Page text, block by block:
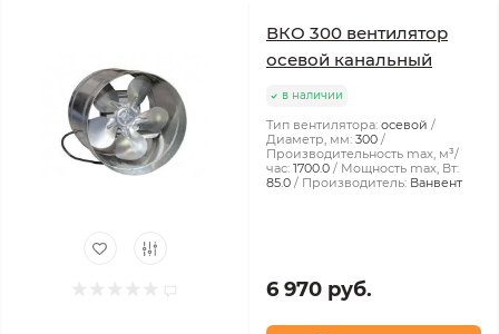
ВКО 300 вентилятор
осевой канальный
в наличии
Тип вентилятора: осевой
Диаметр, мм: 300
Производительность max, м³/
час: 1700.0
Мощность max, Вт:
85.0
Производитель: Ванвент
6 970 руб.